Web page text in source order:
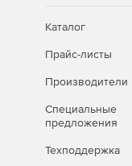
Каталог
Прайс-листы
Производители
Специальные
предложения
Техподдержка